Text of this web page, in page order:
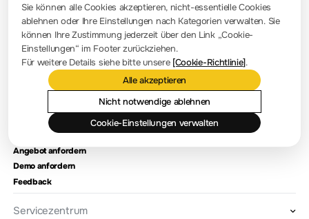
Sie können alle Cookies akzeptieren, nicht-essentielle Cookies
ablehnen oder Ihre Einstellungen nach Kategorien verwalten. Sie
können Ihre Zustimmung jederzeit über den Link „Cookie-
Einstellungen“ im Footer zurückziehen.
Für weitere Details siehe bitte unsere [Cookie-Richtlinie].
Alle akzeptieren
Nicht notwendige ablehnen
Cookie-Einstellungen verwalten
Firmennachrichten
Firmenvorstellung
Standort und Einrichtungen
Händlerabfrage
Kontaktieren Sie uns
Angebot anfordern
Demo anfordern
Feedback
Servicezentrum